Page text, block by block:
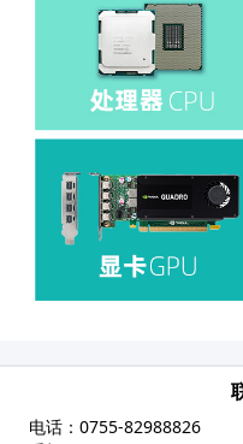
电话： 0755-82988826